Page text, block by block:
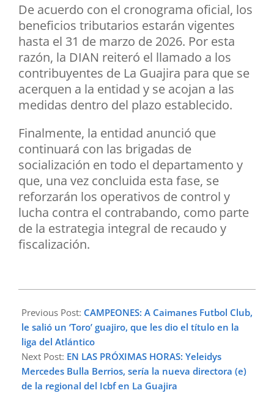
De acuerdo con el cronograma oficial, los
beneficios tributarios estarán vigentes
hasta el 31 de marzo de 2026. Por esta
razón, la DIAN reiteró el llamado a los
contribuyentes de La Guajira para que se
acerquen a la entidad y se acojan a las
medidas dentro del plazo establecido.
Finalmente, la entidad anunció que
continuará con las brigadas de
socialización en todo el departamento y
que, una vez concluida esta fase, se
reforzarán los operativos de control y
lucha contra el contrabando, como parte
de la estrategia integral de recaudo y
fiscalización.
01-
27
Previous Post: CAMPEONES: A Caimanes Futbol Club,
le salió un ‘Toro’ guajiro, que les dio el título en la
liga del Atlántico
Next Post: EN LAS PRÓXIMAS HORAS: Yeleidys
Mercedes Bulla Berrios, sería la nueva directora (e)
de la regional del Icbf en La Guajira